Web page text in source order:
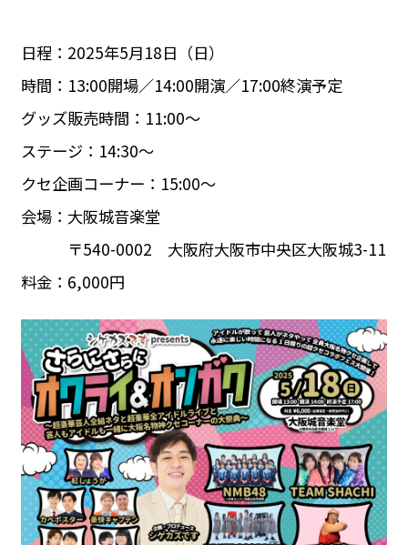
日程：2025年5月18日（日）
時間：13:00開場／14:00開演／17:00終演予定
グッズ販売時間：11:00〜
ステージ：14:30〜
クセ企画コーナー：15:00〜
会場：大阪城音楽堂
〒540-0002 大阪府大阪市中央区大阪城3-11
料金：6,000円